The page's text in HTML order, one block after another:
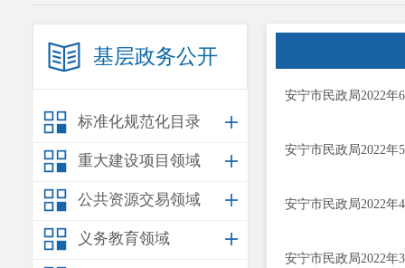
基层政务公开
标准化规范化目录
重大建设项目领域
公共资源交易领域
义务教育领域
安宁市民政局2022年
安宁市民政局2022年
安宁市民政局2022年
安宁市民政局2022年